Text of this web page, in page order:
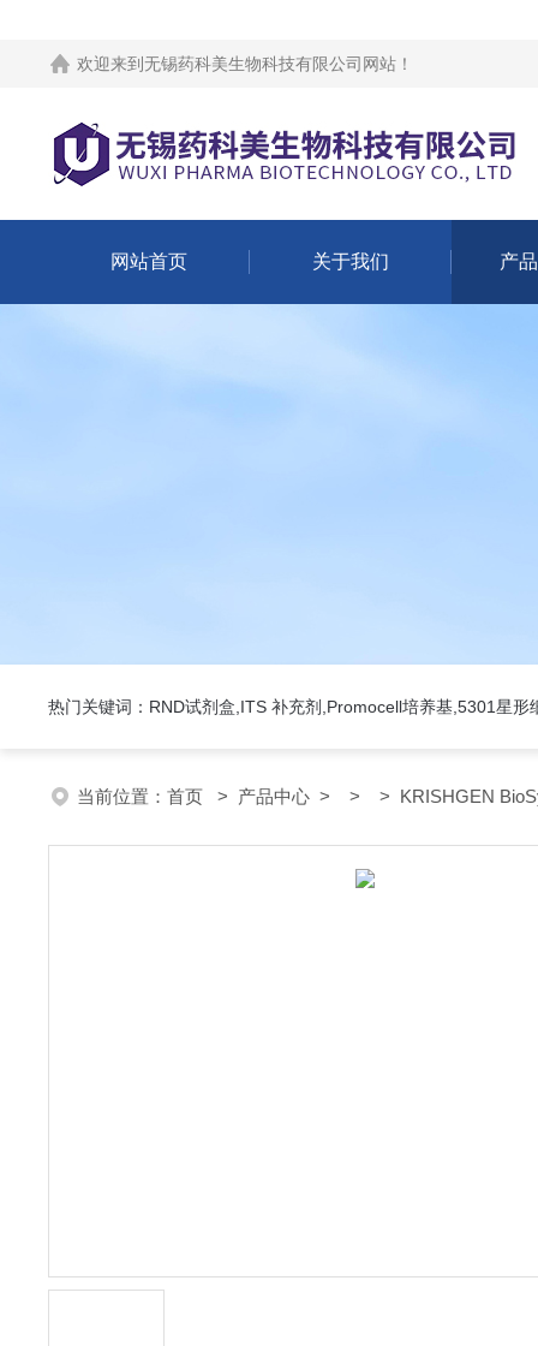
欢迎来到 无锡药科美生物科技有限公司网站 ！
网站首页 关于我们 产
热门关键词：RND试剂盒,ITS 补充剂,Promocell培养基,5301星形
当前位置： 首页 > 产品中心 > > > KRISHGEN